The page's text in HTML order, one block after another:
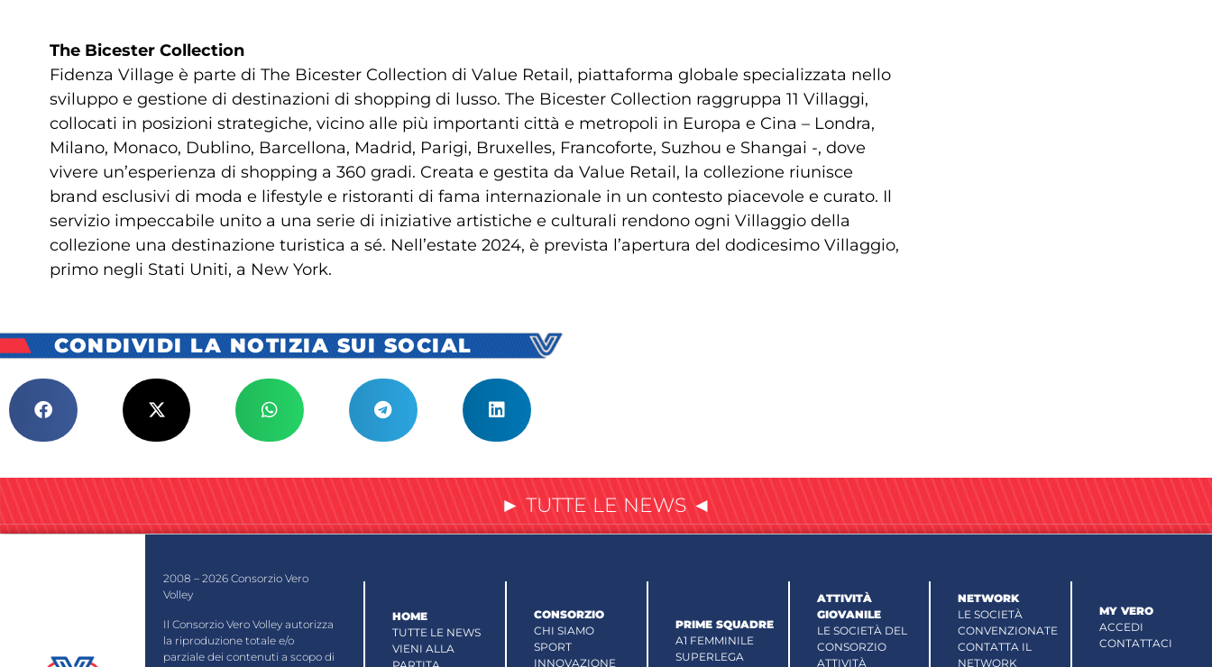
The Bicester Collection
Fidenza Village è parte di The Bicester Collection di Value Retail, piattaforma globale specializzata nello
sviluppo e gestione di destinazioni di shopping di lusso. The Bicester Collection raggruppa 11 Villaggi,
collocati in posizioni strategiche, vicino alle più importanti città e metropoli in Europa e Cina – Londra,
Milano, Monaco, Dublino, Barcellona, Madrid, Parigi, Bruxelles, Francoforte, Suzhou e Shangai -, dove
vivere un’esperienza di shopping a 360 gradi. Creata e gestita da Value Retail, la collezione riunisce
brand esclusivi di moda e lifestyle e ristoranti di fama internazionale in un contesto piacevole e curato. Il
servizio impeccabile unito a una serie di iniziative artistiche e culturali rendono ogni Villaggio della
collezione una destinazione turistica a sé. Nell’estate 2024, è prevista l’apertura del dodicesimo Villaggio,
primo negli Stati Uniti, a New York.
CONDIVIDI LA NOTIZIA SUI SOCIAL
► TUTTE LE NEWS ◄
2008 – 2026 Consorzio Vero
Volley
Il Consorzio Vero Volley autorizza
la riproduzione totale e/o
parziale dei contenuti a scopo di
HOME
TUTTE LE NEWS
VIENI ALLA
CONSORZIO
CHI SIAMO
SPORT
INNOVAZIONE
PRIME SQUADRE
A1 FEMMINILE
SUPERLEGA
ATTIVITÀ
GIOVANILE
LE SOCIETÀ DEL
CONSORZIO
ATTIVITÀ
NETWORK
LE SOCIETÀ
CONVENZIONATE
CONTATTA IL
NETWORK
MY VERO
ACCEDI
CONTATTACI